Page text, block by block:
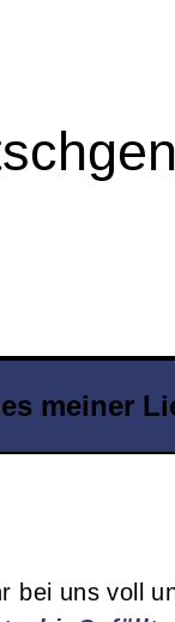
meiner
bei uns voll